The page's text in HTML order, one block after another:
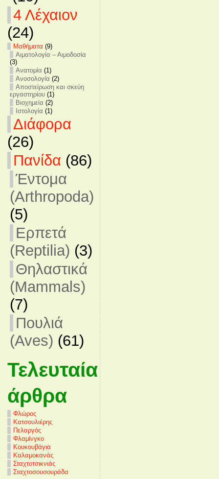
4 Λέχαιον
(24)
Mαθήματα (9)
Αιματολογία – Αιμοδοσία
(3)
Ανατομία (1)
Ανοσολογία (2)
Αποστείρωση και σκεύη
εργαστηρίου(1)
Βιοχημεία (2)
Ιστολογία (1)
Διάφορα
(26)
Πανίδα (86)
Έντομα
(Arthropoda)
(5)
Ερπετά
(Reptilia) (3)
Θηλαστικά
(Mammals)
(7)
Πουλιά
(Aves) (61)
Τελευταία
άρθρα
Φλώρος
Κατσουλιέρης
Πελαργός
Φλαμίνγκο
Κουκουβάγια
Καλαμοκανάς
Σταχτοτσικνιάς
Σταχτοσουσουράδα